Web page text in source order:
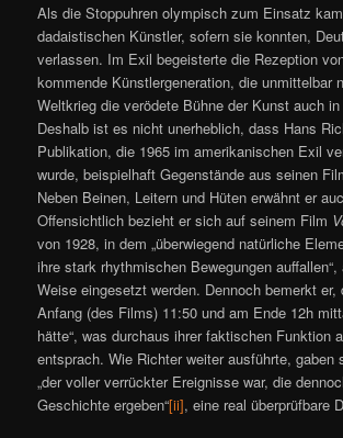
Als die Stoppuhren olympisch zum Einsatz
dadaistischen Künstler, sofern sie konnten,
verlassen. Im Exil begeisterte die Rezeption
kommende Künstlergeneration, die unmittelbar
Weltkrieg die verödete Bühne der Kunst auch
Deshalb ist es nicht unerheblich, dass Hans
Publikation, die 1965 im amerikanischen Exil
wurde, beispielhaft Gegenstände aus seinen
Neben Beinen, Leitern und Hüten erwähnt er
Offensichtlich bezieht er sich auf seinem Film
von 1928, in dem „überwiegend natürliche
ihre stark rhythmischen Bewegungen
Weise eingesetzt werden. Dennoch bemerkt er,
Anfang (des Films) 11:50 und am Ende 12h
hätte“, was durchaus ihrer faktischen Funktion
entsprach. Wie Richter weiter ausführte, gaben
„der voller verrückter Ereignisse war, die
Geschichte ergeben“[ii], eine real überprüfbare